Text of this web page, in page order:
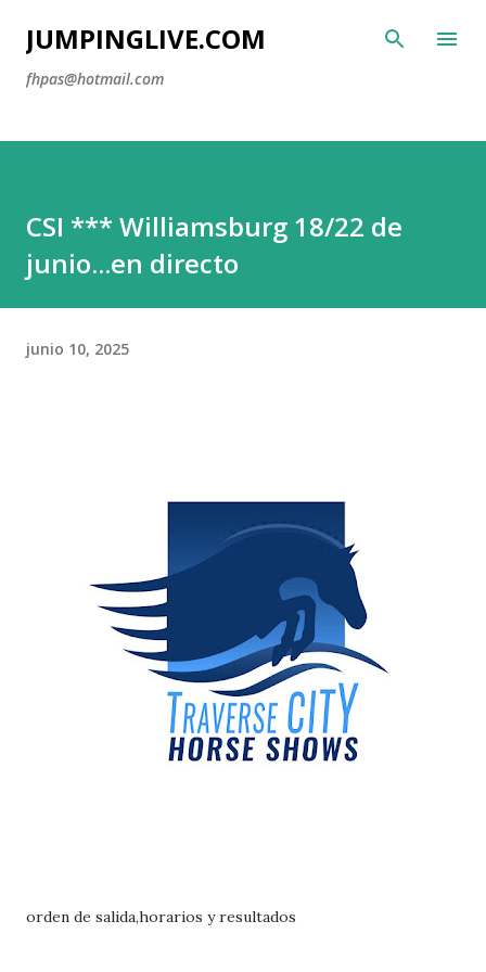
Ir al contenido principal
JUMPINGLIVE.COM
fhpas@hotmail.com
CSI *** Williamsburg 18/22 de
junio...en directo
junio 10, 2025
orden de salida,horarios y resultados